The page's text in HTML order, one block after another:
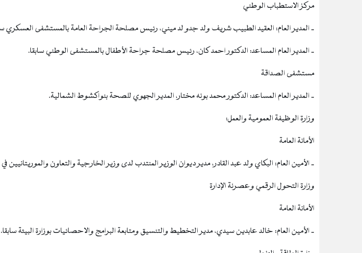
مركز الاستطباب الوطني
‐ المدير العام: العقيد الطبيب شريف ولد جدو لد ميني، رئيس مصلحة الجراحة العامة بالمستشفى العسكري
‐ المدير العام المساعد: الدكتور احمد كان، رئيس مصلحة جراحة الأطفال بالمستشفى الوطني سابقا.
مستشفى الصداقة
‐ المدير العام المساعد: الدكتور محمد بونه مختار، المدير الجهوي للصحة بنواكشوط الشمالية.
وزارة الوظيفة العمومية والعمل:
الأمانة العامة
‐ الأمين العام: البكاي ولد عبد القادر، مدير ديوان الوزير المنتدب لدى وزير الخارجية والتعاون والموريتانيين
وزارة التحول الرقمي وعصرنة الإدارة
الأمانة العامة
‐ الأمين العام: خالد عابدين سيدي، مدير التخطيط والتنسيق ومتابعة البرامج والاحصائيات بوزارة البيئة سابقا.